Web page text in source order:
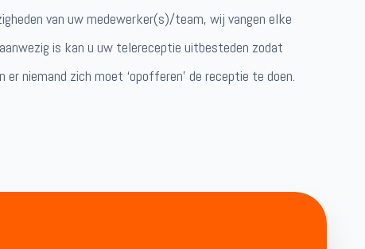
van uw medewerker(s)/team, wij vangen elke
is kan u uw telereceptie uitbesteden zodat
niemand zich moet ‘opofferen’ de receptie te doen.